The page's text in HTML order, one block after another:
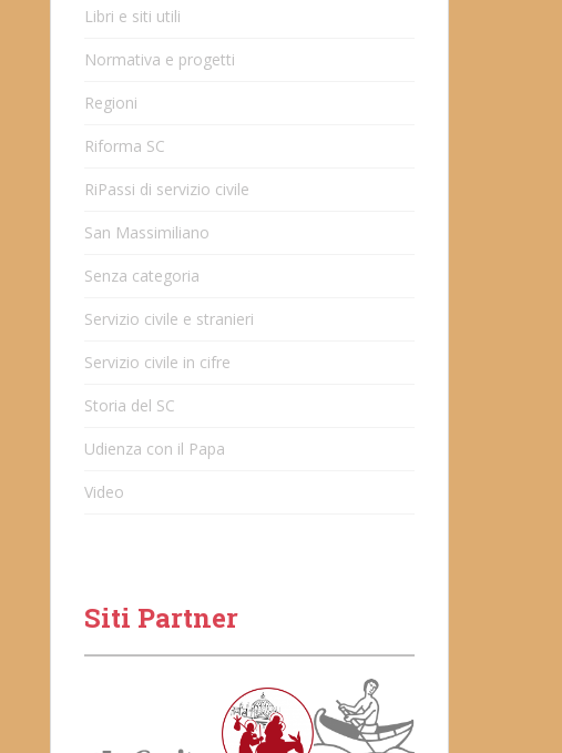
Libri e siti utili
Normativa e progetti
Regioni
Riforma SC
RiPassi di servizio civile
San Massimiliano
Senza categoria
Servizio civile e stranieri
Servizio civile in cifre
Storia del SC
Udienza con il Papa
Video
Siti Partner